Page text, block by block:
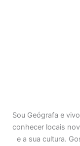
Sou Geógrafa e
conhecer locais
e a sua cultura.